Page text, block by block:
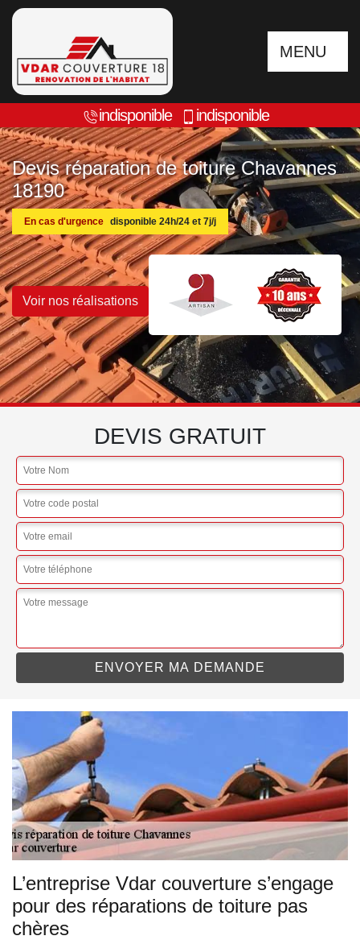
MENU
indisponible indisponible
Devis réparation de toiture Chavannes
18190
En cas d'urgence disponible 24h/24 et 7j/j
Voir nos réalisations
DEVIS GRATUIT
L’entreprise Vdar couverture s’engage
pour des réparations de toiture pas
chères